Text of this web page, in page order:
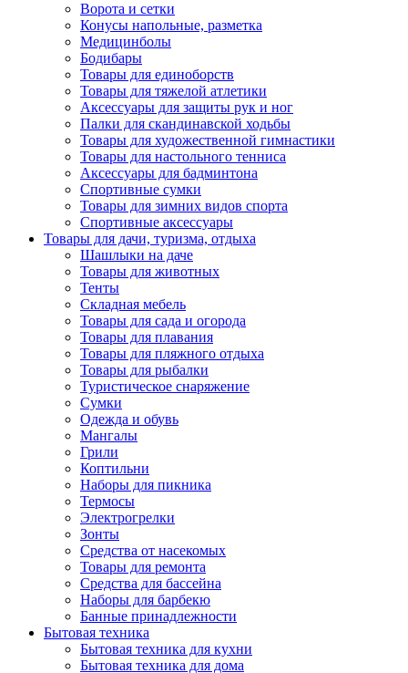
Ворота и сетки
Конусы напольные, разметка
Медицинболы
Бодибары
Товары для единоборств
Товары для тяжелой атлетики
Аксессуары для защиты рук и ног
Палки для скандинавской ходьбы
Товары для художественной гимнастики
Товары для настольного тенниса
Аксессуары для бадминтона
Спортивные сумки
Товары для зимних видов спорта
Спортивные аксессуары
Товары для дачи, туризма, отдыха
Шашлыки на даче
Товары для животных
Тенты
Складная мебель
Товары для сада и огорода
Товары для плавания
Товары для пляжного отдыха
Товары для рыбалки
Туристическое снаряжение
Сумки
Одежда и обувь
Мангалы
Грили
Коптильни
Наборы для пикника
Термосы
Электрогрелки
Зонты
Средства от насекомых
Товары для ремонта
Средства для бассейна
Наборы для барбекю
Банные принадлежности
Бытовая техника
Бытовая техника для кухни
Бытовая техника для дома